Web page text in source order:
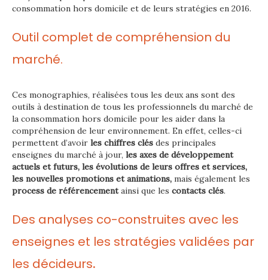
consommation hors domicile et de leurs stratégies en 2016.
Outil complet de compréhension du
marché.
Ces monographies, réalisées tous les deux ans sont des
outils à destination de tous les professionnels du marché de
la consommation hors domicile pour les aider dans la
compréhension de leur environnement. En effet, celles-ci
permettent d’avoir les chiffres clés des principales
enseignes du marché à jour, les axes de développement
actuels et futurs, les évolutions de leurs offres et services,
les nouvelles promotions et animations, mais également les
process de référencementainsi que les contacts clés.
Des analyses co-construites avec les
enseignes et les stratégies validées par
les décideurs.